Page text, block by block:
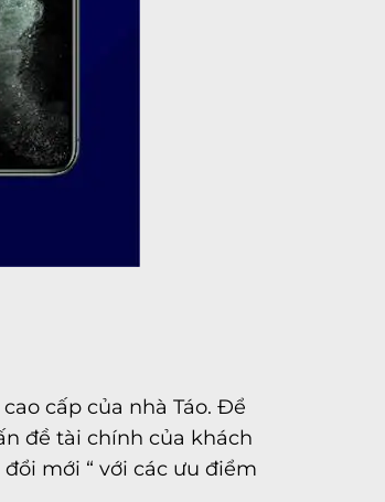
cấp của nhà Táo. Để
đề tài chính của khách
mới “ với các ưu điểm